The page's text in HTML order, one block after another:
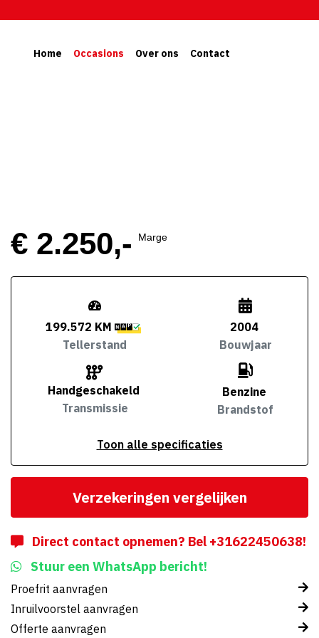
Home Occasions Over ons Contact
€ 2.250,- Marge
199.572 KM
Tellerstand
Handgeschakeld
Transmissie
2004
Bouwjaar
Benzine
Brandstof
Toon alle specificaties
Verzekeringen vergelijken
Direct contact opnemen? Bel +31622450638!
Stuur een WhatsApp bericht!
Proefrit aanvragen
Inruilvoorstel aanvragen
Offerte aanvragen